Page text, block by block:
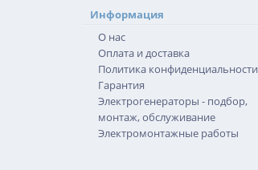
Информация
О нас
Оплата и доставка
Политика конфиденциальности
Гарантия
Электрогенераторы - подбор,
монтаж, обслуживание
Электромонтажные работы